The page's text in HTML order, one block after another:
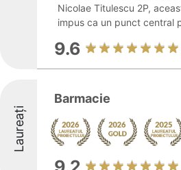
Nicolae Titulescu 2P,
impus ca un punct central
9.6
Laureați
Barmacie